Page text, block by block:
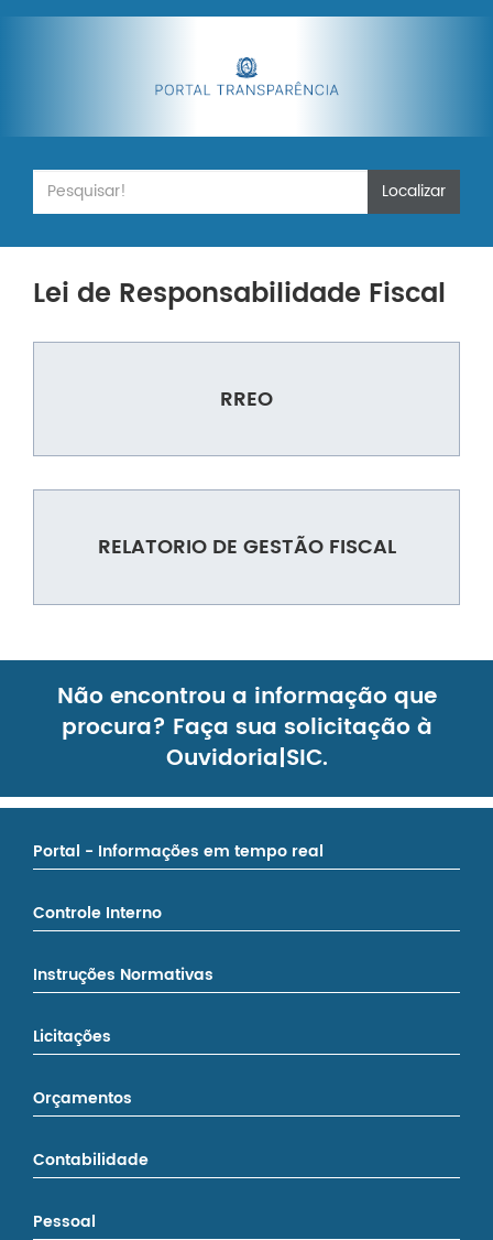
Localizar
Lei de Responsabilidade Fiscal
RREO
RELATORIO DE GESTÃO FISCAL
Não encontrou a informação que
procura? Faça sua solicitação à
Ouvidoria|SIC.
Portal - Informações em tempo real
Controle Interno
Instruções Normativas
Licitações
Orçamentos
Contabilidade
Pessoal